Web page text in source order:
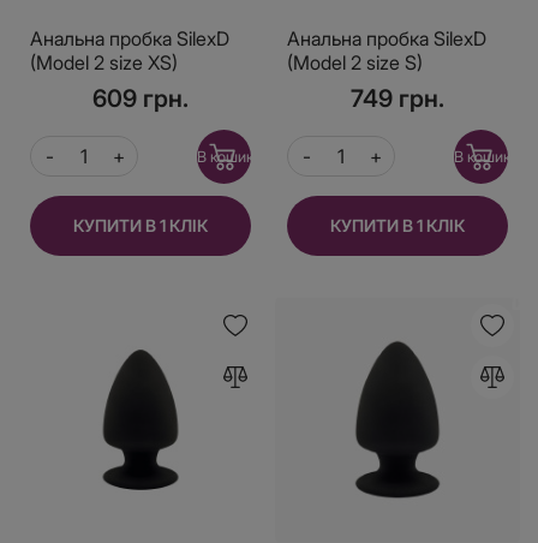
Анальна пробка SilexD
(Model 2 size XS)
двошаровий,
силікон+Silexpan,
609 грн.
В кошик
КУПИТИ В 1 КЛІК
Анальна пробка SilexD
(Model 2 size S)
двошаровий,
силікон+Silexpan,
749 грн.
В кошик
КУПИТИ В 1 КЛІК